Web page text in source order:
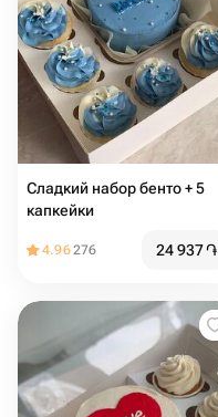
Сладкий набор бенто + 5
капкейки
4.96276 24 937֏